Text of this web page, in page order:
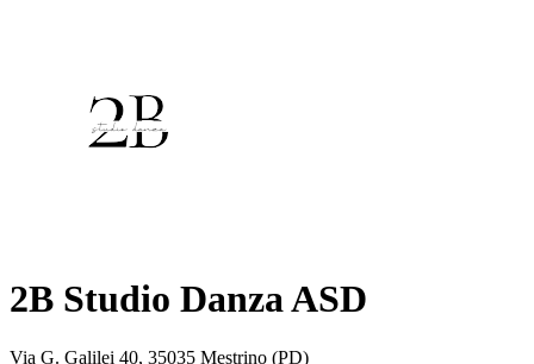
2B Studio Danza ASD
Via G. Galilei 40, 35035 Mestrino (PD)